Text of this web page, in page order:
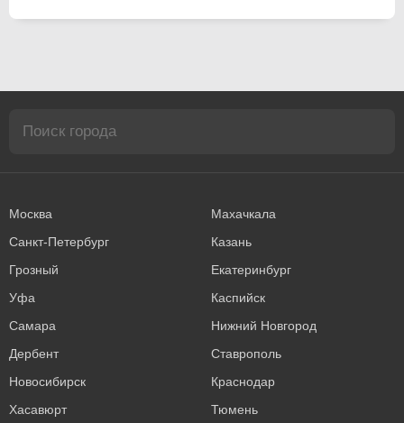
Москва
Махачкала
Санкт-Петербург
Казань
Грозный
Екатеринбург
Уфа
Каспийск
Самара
Нижний Новгород
Дербент
Ставрополь
Новосибирск
Краснодар
Хасавюрт
Тюмень